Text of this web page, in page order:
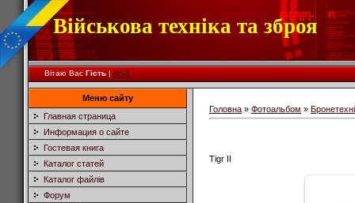
Військова техніка та зброя
Вітаю Вас Гість|RSS
Меню сайту
Главная страница
Информация о сайте
Гостевая книга
Каталог статей
Каталог файлів
Форум
Головна » Фотоальбом »
Tigr II